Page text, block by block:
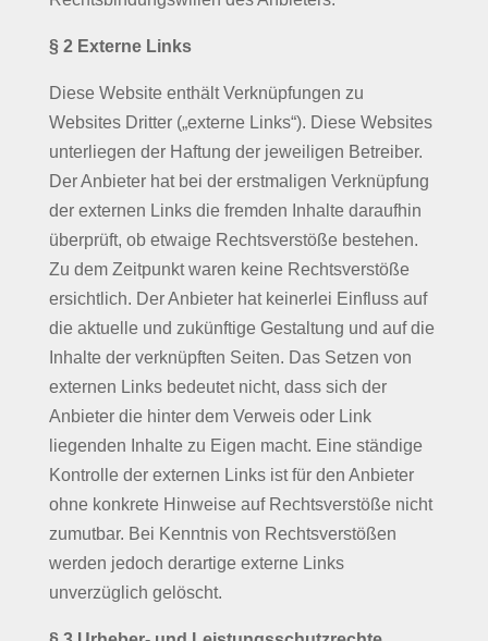
§ 2 Externe Links
Diese Website enthält Verknüpfungen zu
Websites Dritter („externe Links“). Diese Websites
unterliegen der Haftung der jeweiligen Betreiber.
Der Anbieter hat bei der erstmaligen Verknüpfung
der externen Links die fremden Inhalte daraufhin
überprüft, ob etwaige Rechtsverstöße bestehen.
Zu dem Zeitpunkt waren keine Rechtsverstöße
ersichtlich. Der Anbieter hat keinerlei Einfluss auf
die aktuelle und zukünftige Gestaltung und auf die
Inhalte der verknüpften Seiten. Das Setzen von
externen Links bedeutet nicht, dass sich der
Anbieter die hinter dem Verweis oder Link
liegenden Inhalte zu Eigen macht. Eine ständige
Kontrolle der externen Links ist für den Anbieter
ohne konkrete Hinweise auf Rechtsverstöße nicht
zumutbar. Bei Kenntnis von Rechtsverstößen
werden jedoch derartige externe Links
unverzüglich gelöscht.